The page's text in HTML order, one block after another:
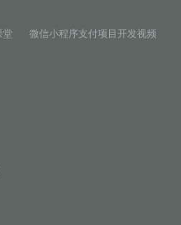
微信小程序支付项目开发视频